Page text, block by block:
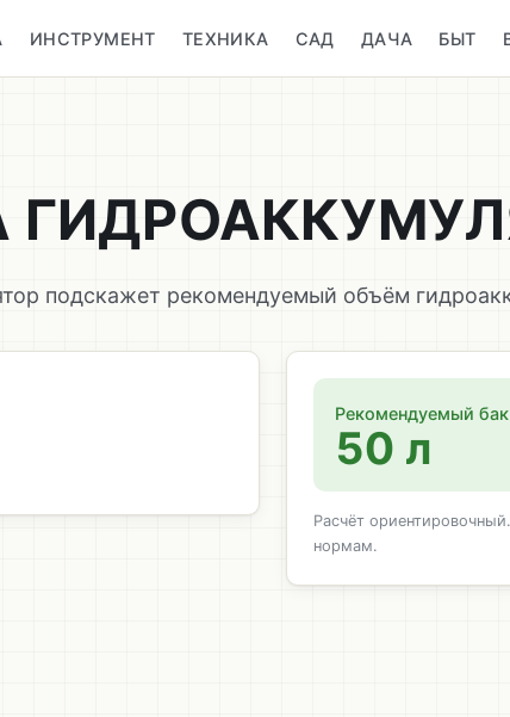
ИНСТРУМЕНТ ТЕХНИКА САД ДАЧА БЫТ
подскажет рекомендуемый объём
Рекомендуемый бак
50 л
Расчёт
нормам.